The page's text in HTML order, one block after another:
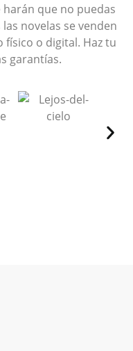
que no puedas
novelas se venden
físico o digital. Haz tu
garantías.